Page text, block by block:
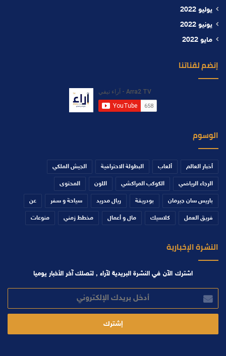
يوليو 2022
يونيو 2022
مايو 2022
إنضم لقناتنا
الوسوم
أخبار العالم ألعاب البطولة الاحترافية الجيش الملكي
الرجاء الرياضي الكوكب المراكشي اللون المحتوى
باريس سان جيرمان بودريقة ريال مدريد سياحة و سفر عن
فريق العمل كلاسيك مال و أعمال مخطط زمني منوعات
النشرة الإخبارية
اشترك الآن في النشرة البريدية لآراء , لتصلك آخر الأخبار يوميا
بريدك
الإلكتروني